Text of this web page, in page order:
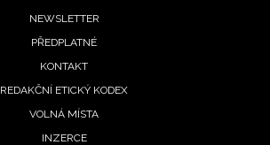
NEWSLETTER
PŘEDPLATNÉ
KONTAKT
REDAKČNÍ ETICKÝ KODEX
VOLNÁ MÍSTA
INZERCE